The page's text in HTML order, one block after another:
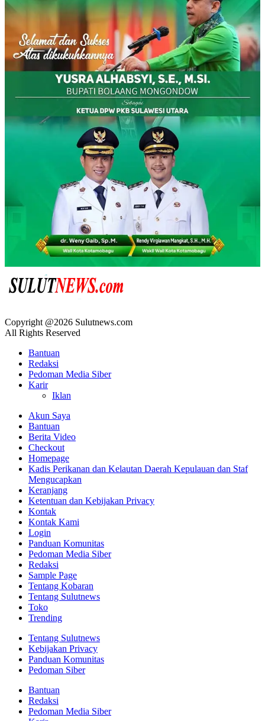
Copyright @2026 Sulutnews.com
All Rights Reserved
Bantuan
Redaksi
Pedoman Media Siber
Karir
Iklan
Akun Saya
Bantuan
Berita Video
Checkout
Homepage
Kadis Perikanan dan Kelautan Daerah Kepulauan dan Staf
Mengucapkan
Keranjang
Ketentuan dan Kebijakan Privacy
Kontak
Kontak Kami
Login
Panduan Komunitas
Pedoman Media Siber
Redaksi
Sample Page
Tentang Kobaran
Tentang Sulutnews
Toko
Trending
Tentang Sulutnews
Kebijakan Privacy
Panduan Komunitas
Pedoman Siber
Bantuan
Redaksi
Pedoman Media Siber